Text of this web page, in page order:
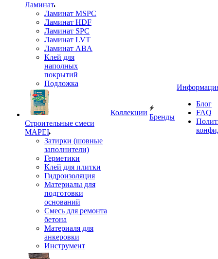
Ламинат
Ламинат MSPC
Ламинат HDF
Ламинат SPC
Ламинат LVT
Ламинат ABA
Клей для
наполных
покрытий
Подложка
Строительные смеси
MAPEI
Затирки (шовные
заполнители)
Герметики
Клей для плитки
Гидроизоляция
Материалы для
подготовки
оснований
Смесь для ремонта
бетона
Материаля для
анкеровки
Инструмент
Коллекции
Бренды
Блог
FAQ